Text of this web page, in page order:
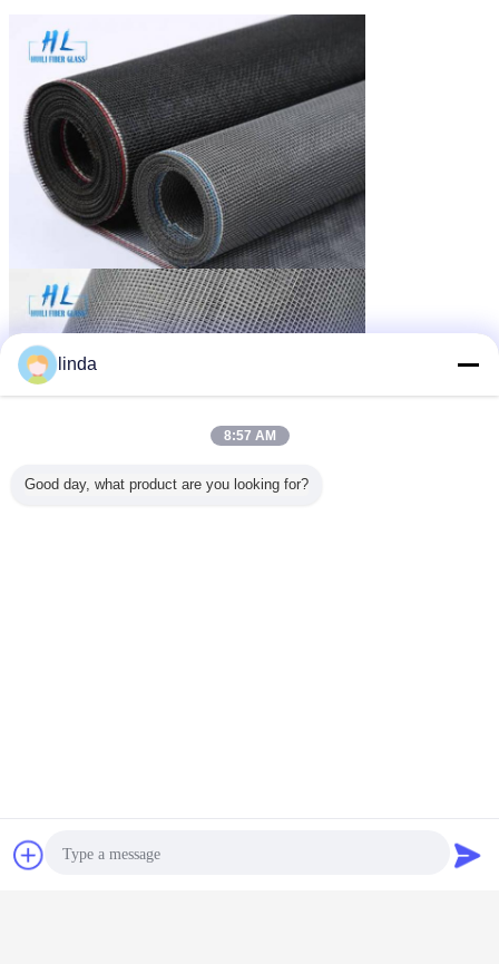
Chat
linda
8:57 AM
Good day, what product are you looking for?